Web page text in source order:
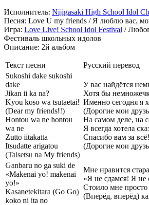
Исполнитель: Nijigasaki High School Idol
Песня: Love U my friends / Я люблю вас,
Игра: Love Live! School Idol Festival /
Фестиваль школьных идолов
Описание: 2й альбом
Текст песни
Русский перевод
Sukoshi dake sukoshi
dake
Jikan ii ka na?
Kyou koso wa tsutaetai!
(Dear my friends!!)
Hontou wa ne hontou
wa ne
Zutto iitakatta
Itsudatte arigatou
(Taisetsu na My friends)
У вас найдётся
Хотя бы
Именно сегодня я
(Дорогие мои
На самом деле, на
Я всегда хотела
Спасибо вам за всё!
(Дорогие мои
Ganbaru no ga suki de
«Makenai yo! makenai
yo!»
Kasanetekitara (Go Go)
koko ni ita no
Мне нравится
«Я не сдамся! Я
Стоило мне просто
(Вперёд, вперёд)